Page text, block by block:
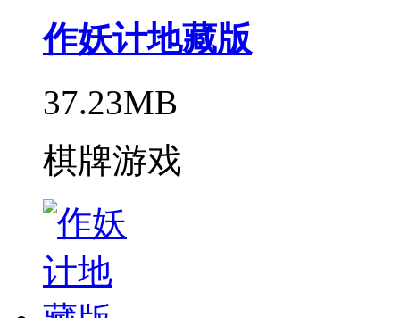
作妖计地藏版
37.23MB
棋牌游戏